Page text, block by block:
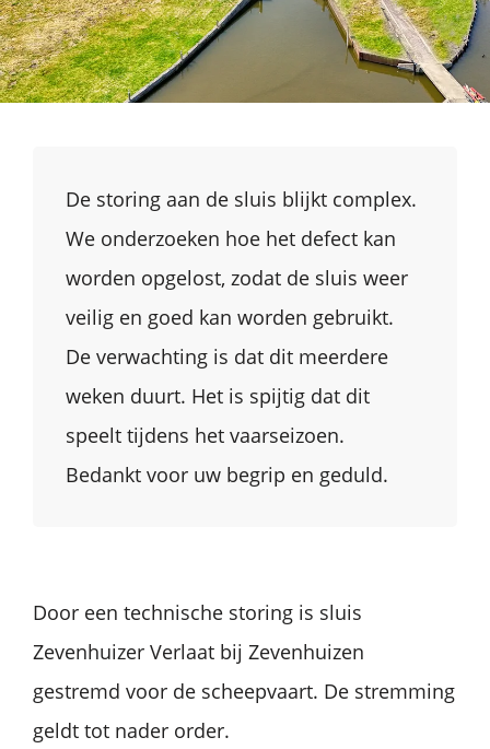
De storing aan de sluis blijkt complex.
We onderzoeken hoe het defect kan
worden opgelost, zodat de sluis weer
veilig en goed kan worden gebruikt.
De verwachting is dat dit meerdere
weken duurt. Het is spijtig dat dit
speelt tijdens het vaarseizoen.
Bedankt voor uw begrip en geduld.
Door een technische storing is sluis
Zevenhuizer Verlaat bij Zevenhuizen
gestremd voor de scheepvaart. De stremming
geldt tot nader order.